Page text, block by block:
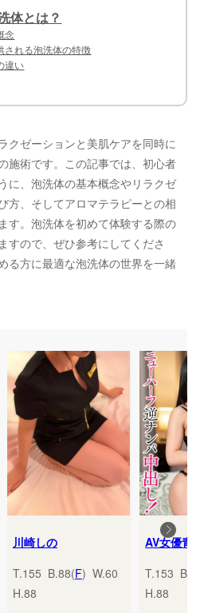
体とは？
念
される泡洗体の特徴
違い
クゼーションと美肌ケアを同時に
施術です。この記事では、初心者
に、泡洗体の基本概念やリラクゼ
方、そしてアロマテラピーとの相
す。泡洗体を初めて体験する際の
すので、ぜひ参考にしてくださ
る方に最適な泡洗体の世界を一緒
川崎しの
T.155 B.88(F) W.60
H.88
T.153
H.88